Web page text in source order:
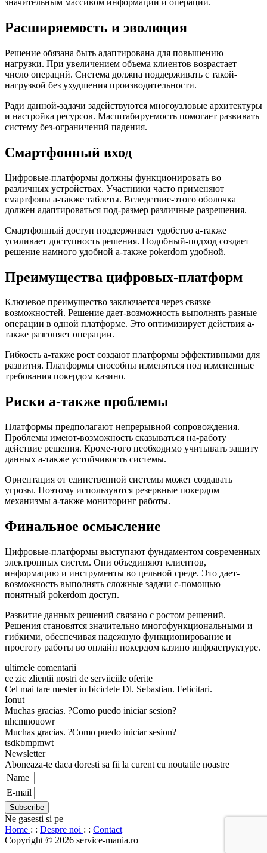
значительным массивом информации и операций.
Расширяемость и эволюция
Решение обязана быть адаптирована для повышению
нагрузки. При увеличением объема клиентов возрастает
число операций. Система должна поддерживать с такой-
нагрузкой без ухудшения производительности.
Ради данной-задачи задействуются многоузловые архитектуры
и настройка ресурсов. Масштабируемость помогает развивать
систему без-ограничений падения.
Смартфонный вход
Цифровые-платформы должны функционировать во
различных устройствах. Участники часто применяют
смартфоны а-также таблеты. Вследствие-этого оболочка
должен адаптироваться под-размер различные разрешения.
Смартфонный доступ поддерживает удобство а-также
усиливает доступность решения. Подобный-подход создает
решение намного удобной а-также pokerdom удобной.
Преимущества цифровых-платформ
Ключевое преимущество заключается через связке
возможностей. Решение дает-возможность выполнять разные
операции в одной платформе. Это оптимизирует действия а-
также разгоняет операции.
Гибкость а-также рост создают платформы эффективными для
развития. Платформы способны изменяться под измененные
требования покердом казино.
Риски а-также проблемы
Платформы предполагают непрерывной сопровождения.
Проблемы имеют-возможность сказываться на-работу
действие решения. Кроме-того необходимо учитывать защиту
данных а-также устойчивость системы.
Ориентация от единственной системы может создавать
угрозы. Поэтому используются резервные покердом
механизмы а-также мониторинг работы.
Финальное осмысление
Цифровые-платформы выступают фундаментом современных
электронных систем. Они объединяют клиентов,
информацию и инструменты во цельной среде. Это дает-
возможность выполнять сложные задачи с-помощью
понятный pokerdom доступ.
Развитие данных решений связано с ростом решений.
Решения становятся значительно многофункциональными и
гибкими, обеспечивая надежную функционирование и
простоту работы во онлайн покердом казино инфраструктуре.
ultimele comentarii
ce zic zlientii nostri de serviiciile oferite
Cel mai tare mester in biciclete Dl. Sebastian. Felicitari.
Ionut
Muchas gracias. ?Como puedo iniciar sesion?
nhcmnouowr
Muchas gracias. ?Como puedo iniciar sesion?
tsdkbmpmwt
Newsletter
Aboneaza-te daca doresti sa fii la curent cu noutatile noastre
Name
E-mail
Ne gasesti si pe
Home : : Despre noi : : Contact
Copyright © 2026 service-mania.ro